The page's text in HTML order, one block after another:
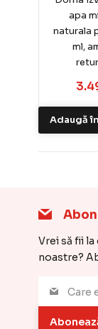
apa
naturala
ml,
Adaugă
Vrei să fii
noastre?